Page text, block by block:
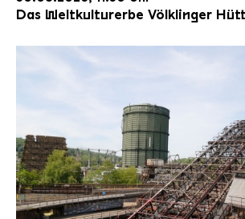
Das Weltkulturerbe Völklinger